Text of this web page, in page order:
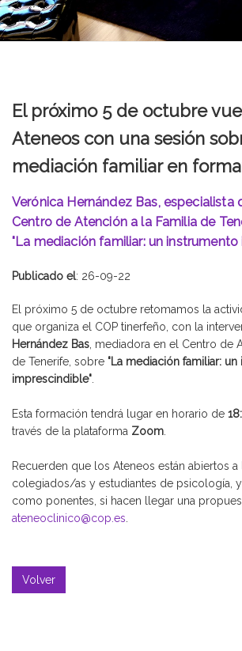
El próximo 5 de octubre
Ateneos con una sesión
mediación familiar en
Verónica Hernández Bas, especialista
Centro de Atención a la Familia de
"La mediación familiar: un instrumento
Publicado el: 26-09-22
El próximo 5 de octubre retomamos la
que organiza el COP tinerfeño, con la
Hernández Bas , mediadora en el Centro de
de Tenerife, sobre "La mediación familiar:
imprescindible"
Esta formación tendrá lugar en horario de
través de la plataforma Zoom
Recuerden que los Ateneos están abiertos
colegiados/as y estudiantes de psicología,
como ponentes, si hacen llegar una
ateneoclinico@cop.es
Volver